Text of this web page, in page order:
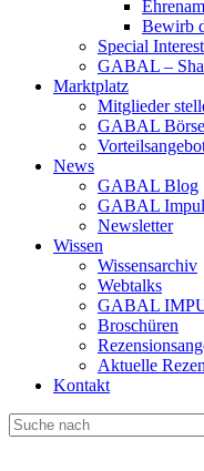
Bewirb
Special
GABAL –
Marktplatz
Mitglieder
GABAL Börse
News
GABAL Blog
GABAL
Newsletter
Wissen
Wissensarchiv
Webtalks
GABAL
Broschüren
Aktuelle
Kontakt